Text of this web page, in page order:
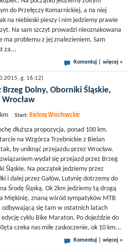
do Przełęczy Komarnickiej, a na niej
na niebieski pieszy i nim jedziemy prawie
Na sam szczyt prowadzi nieoznakowana
ma problemu z jej znalezieniem. Sam
za...
Komentuj więcej »
g. 16:12)
Brzeg Dolny, Oborniki Śląskie,
km Start: Bielany Wrocławskie
dłuższa propozycja, ponad 100 km.
na Wzgórza Trzebnickie z Bielan
by uniknąć przejazdu przez Wrocław.
wydał się przejazd przez Brzeg
Śląskie. Na początek jedziemy przez
i dalej przez Gałów, Lutynię dotrzemy do
Środę Śląską. Ok 2km jedziemy tą drogą
Miękinię, znaną wśród sympatyków MTB
odbywającą się tam w ostatnich latach
cyklu Bike Maraton. Po dojeździe do
czeka nas miłe zaskoczenie, ok 10 km...
Komentuj więcej »